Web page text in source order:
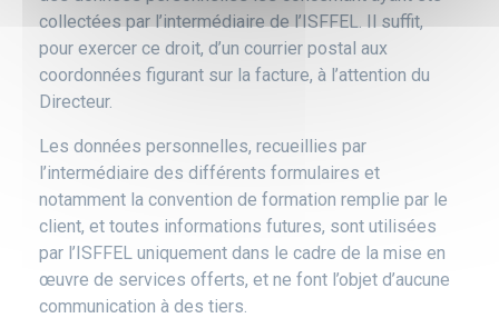
collectées par l’intermédiaire de l’ISFFEL. Il suffit,
pour exercer ce droit, d’un courrier postal aux
coordonnées figurant sur la facture, à l’attention du
Directeur.
Les données personnelles, recueillies par
l’intermédiaire des différents formulaires et
notamment la convention de formation remplie par le
client, et toutes informations futures, sont utilisées
par l’ISFFEL uniquement dans le cadre de la mise en
œuvre de services offerts, et ne font l’objet d’aucune
communication à des tiers.